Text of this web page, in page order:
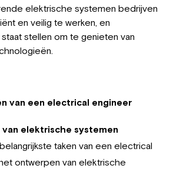
elektrische systemen bedrijven
en veilig te werken, en
stellen om te genieten van
van een electrical engineer
van elektrische systemen
taken van een electrical
ontwerpen van elektrische